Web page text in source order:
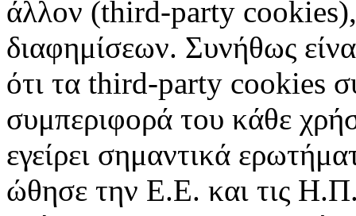
άλλον (third-party
διαφημίσεων. Συνήθως
ότι τα third-party cookies
συμπεριφορά του κάθε
εγείρει σημαντικά
ώθησε την Ε.Ε. και τις